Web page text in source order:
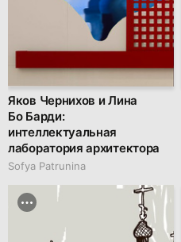
Яков Чернихов и Лина
Бо Барди:
интеллектуальная
лаборатория архитектора
Sofya Patrunina